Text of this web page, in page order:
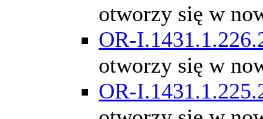
otworzy się w
OR-
otworzy się w
OR-